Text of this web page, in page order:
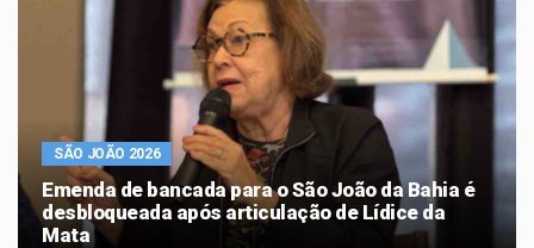
SÃO JOÃO 2026
Emenda de bancada para o São João da Bahia é
desbloqueada após articulação de Lídice da
Mata